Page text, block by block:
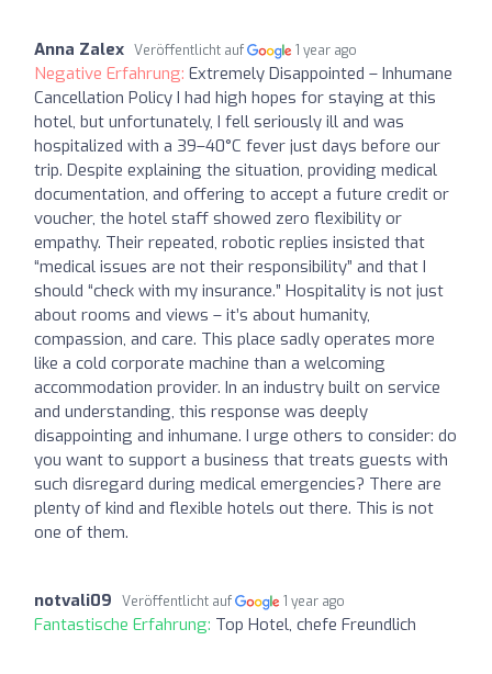
Anna Zalex Veröffentlicht auf 1 year ago
Negative Erfahrung: Extremely Disappointed – Inhumane
Cancellation Policy I had high hopes for staying at this
hotel, but unfortunately, I fell seriously ill and was
hospitalized with a 39–40°C fever just days before our
trip. Despite explaining the situation, providing medical
documentation, and offering to accept a future credit or
voucher, the hotel staff showed zero flexibility or
empathy. Their repeated, robotic replies insisted that
“medical issues are not their responsibility” and that I
should “check with my insurance.” Hospitality is not just
about rooms and views – it’s about humanity,
compassion, and care. This place sadly operates more
like a cold corporate machine than a welcoming
accommodation provider. In an industry built on service
and understanding, this response was deeply
disappointing and inhumane. I urge others to consider: do
you want to support a business that treats guests with
such disregard during medical emergencies? There are
plenty of kind and flexible hotels out there. This is not
one of them.
notvali09 Veröffentlicht auf 1 year ago
Fantastische Erfahrung: Top Hotel, chefe Freundlich